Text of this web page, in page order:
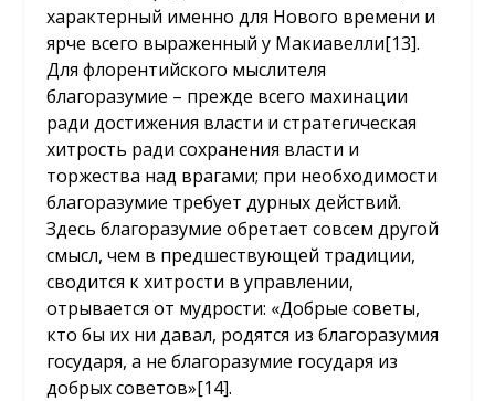
характерный именно для Нового времени и
ярче всего выраженный у Макиавелли[13].
Для флорентийского мыслителя
благоразумие – прежде всего махинации
ради достижения власти и стратегическая
хитрость ради сохранения власти и
торжества над врагами; при необходимости
благоразумие требует дурных действий.
Здесь благоразумие обретает совсем другой
смысл, чем в предшествующей традиции,
сводится к хитрости в управлении,
отрывается от мудрости: «Добрые советы,
кто бы их ни давал, родятся из благоразумия
государя, а не благоразумие государя из
добрых советов»[14].